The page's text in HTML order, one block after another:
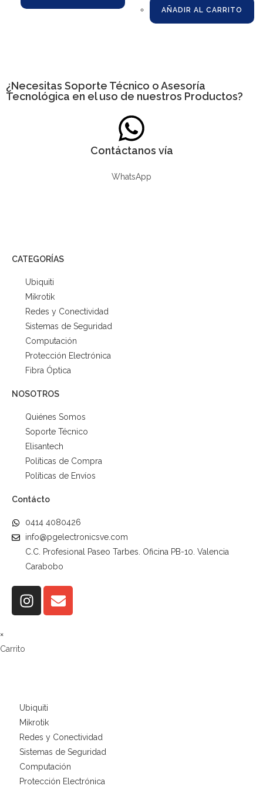
AÑADIR AL CARRITO
¿Necesitas Soporte Técnico o Asesoría
Tecnológica en el uso de nuestros Productos?
Contáctanos vía
WhatsApp
CATEGORÍAS
Ubiquiti
Mikrotik
Redes y Conectividad
Sistemas de Seguridad
Computación
Protección Electrónica
Fibra Óptica
NOSOTROS
Quiénes Somos
Soporte Técnico
Elisantech
Políticas de Compra
Políticas de Envíos
Contácto
0414 4080426
info@pgelectronicsve.com
C.C. Profesional Paseo Tarbes. Oficina PB-10. Valencia
Carabobo
×
Carrito
Ubiquiti
Mikrotik
Redes y Conectividad
Sistemas de Seguridad
Computación
Protección Electrónica